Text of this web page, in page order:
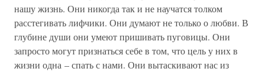
нашу жизнь. Они никогда так и не научатся толком
расстегивать лифчики. Они думают не только о любви. В
глубине души они умеют пришивать пуговицы. Они
запросто могут признаться себе в том, что цель у них в
жизни одна – спать с нами. Они вытаскивают нас из